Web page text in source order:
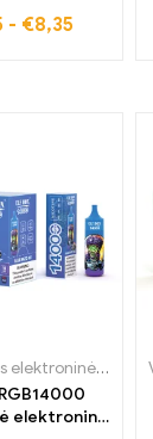
elektroninė
- €8,35
RGB14000Vienkartinės elektroninės cigaretės
elektroninė